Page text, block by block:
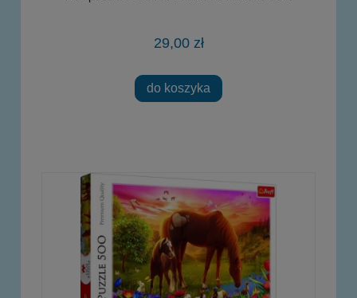
29,00 zł
do koszyka